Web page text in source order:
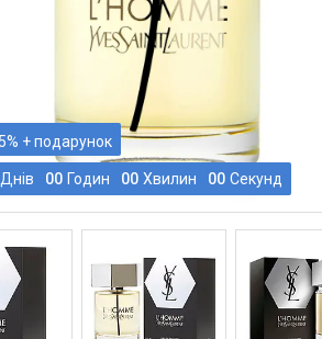
Днів 00 Годин 00 Хвилин 00 Секунд